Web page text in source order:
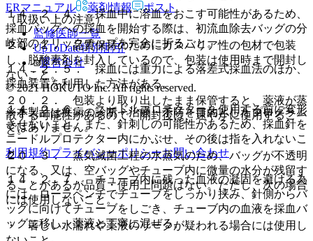
（取扱い上の注意）
２０．１． 品質保持のためにガスバリア性の包材で包装
し、脱酸素剤を封入しているので、包装は使用時まで開封し
ないこと。
２０．２． 包装より取り出したまま保管すると、薬液が蒸
散する可能性があるので、開封後は、速やかに使用するこ
と。
２０．３． 蒸気滅菌工程の水蒸気のため、バッグが不透明
になる、又は、空バッグやチューブ内に微量の水分が残留す
ることがあるが品質・使用上問題はない。ただし、次の場合
には使用しないこと。
・ 著しい水濡れや薬液のリークが疑われる場合には使用し
１４．２．４． 採血中に溶血をおこす可能性があるため、
採血バッグへの採血を開始する際は、初流血除去バッグの分
岐部のクリックチップを完全に折ること。
１４．２．５． 採血には重力による落差式採血法のほか、
採血装置を利用した方法がある。
１４．２．６． ニードルプロテクターを使用する前に変形
させないこと。また、針刺しの可能性があるため、採血針を
ニードルプロテクター内にかぶせ、その後は指を入れないこ
と。
１４．２．７． チューブ内に残った血液の凝固を避ける為
には、ローラペンチでチューブをしっかり挟み、針側からバ
ッグに向けてチューブをしごき、チューブ内の血液を採血バ
ッグに移し、薬液と丁寧に混ぜる。
ERマニュアル
薬剤情報 ポスト
監修医師一覧
UpToDate特別割引
運営会社
© 2021 HOKUTO Inc. All rights reserved.
※本製品は疾病の診断・治療・予防を目的としたプログラム
ではありません。
利用規約プライバシーポリシーお問い合わせ